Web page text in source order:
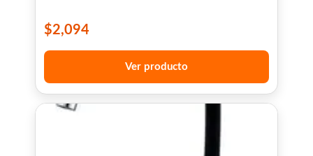
$2,094
Ver producto